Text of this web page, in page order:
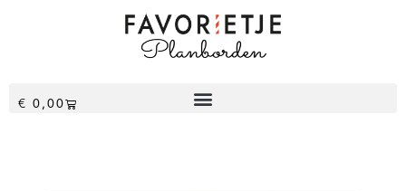
€ 0,00